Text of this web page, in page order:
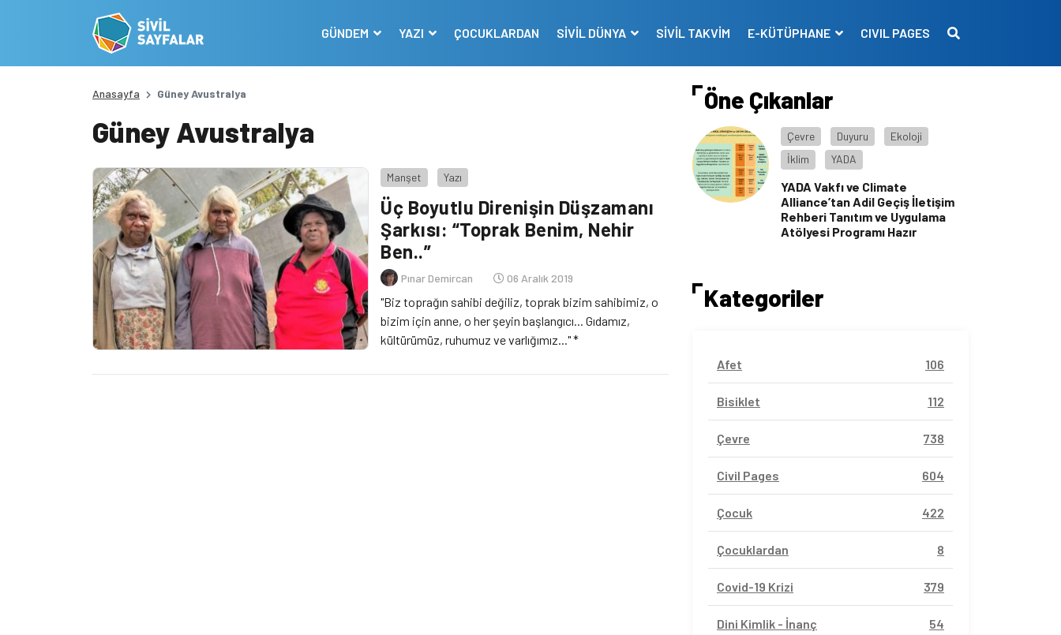
GÜNDEM YAZI ÇOCUKLARDAN SİVİL DÜNYA SİVİL TAKVİM E-KÜTÜPHANE CIVIL PAGES
Anasayfa Güney Avustralya
Güney Avustralya
Manşet Yazı
Üç Boyutlu Direnişin Düşzamanı
Şarkısı: “Toprak Benim, Nehir
Ben..”
Pınar Demircan 06 Aralık 2019
"Biz toprağın sahibi değiliz, toprak bizim sahibimiz, o
bizim için anne, o her şeyin başlangıcı... Gıdamız,
kültürümüz, ruhumuz ve varlığımız..." *
Öne Çıkanlar
Çevre Duyuru
Ekoloji
İklim
YADA
YADA Vakfı ve Climate
Alliance’tan Adil Geçiş İletişim
Rehberi Tanıtım ve Uygulama
Atölyesi Programı Hazır
Kategoriler
Afet 106
Bisiklet 112
Çevre 738
Civil Pages 604
Çocuk 422
Çocuklardan 8
Covid-19 Krizi 379
Dini Kimlik - İnanç 54